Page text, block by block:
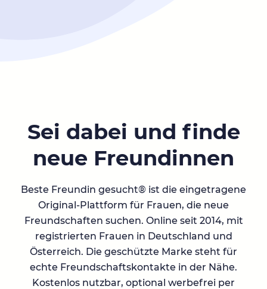
Sei dabei und finde
neue Freundinnen
Beste Freundin gesucht® ist die eingetragene
Original-Plattform für Frauen, die neue
Freundschaften suchen. Online seit 2014, mit
registrierten Frauen in Deutschland und
Österreich. Die geschützte Marke steht für
echte Freundschaftskontakte in der Nähe.
Kostenlos nutzbar, optional werbefrei per